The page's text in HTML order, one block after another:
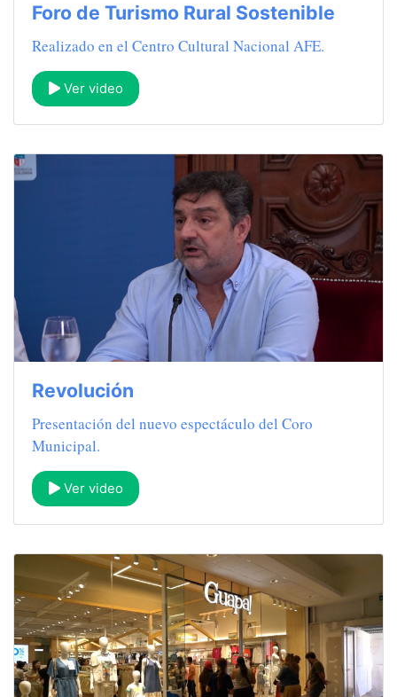
Foro de Turismo Rural Sostenible
Realizado en el Centro Cultural Nacional AFE.
Ver video
Revolución
Presentación del nuevo espectáculo del Coro
Municipal.
Ver video